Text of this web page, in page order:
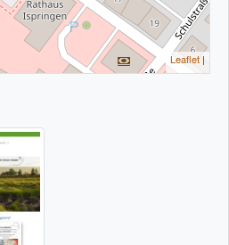
Leaflet |